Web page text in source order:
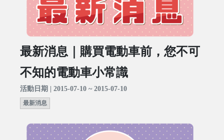
最新消息｜購買電動車前，您不可
不知的電動車小常識
活動日期 | 2015-07-10 ~ 2015-07-10
最新消息